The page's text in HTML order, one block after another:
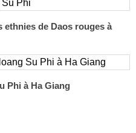
ethnies de Daos rouges à
Phi à Ha Giang